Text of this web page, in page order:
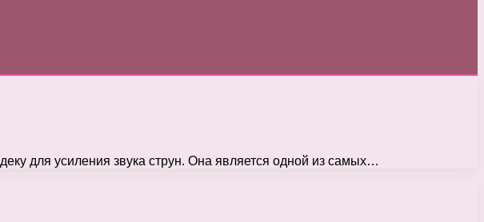
для усиления звука струн. Она является одной из самых…